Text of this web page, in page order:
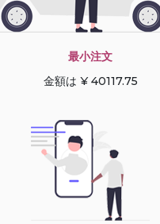
最小注文
金額は ¥ 40117.75